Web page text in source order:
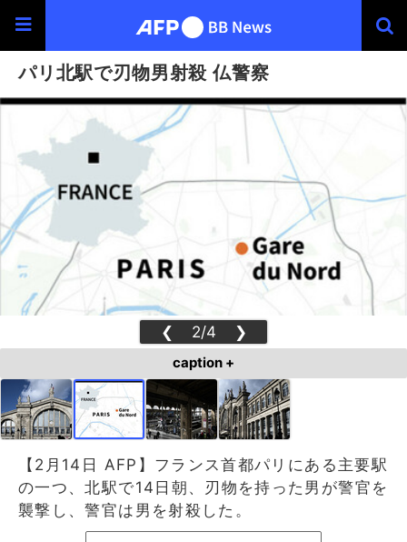
パリ北駅で刃物男射殺 仏警察
❮ 2/4 ❯
caption +
【2月14日 AFP】フランス首都パリにある主要駅
の一つ、北駅で14日朝、刃物を持った男が警官を
襲撃し、警官は男を射殺した。